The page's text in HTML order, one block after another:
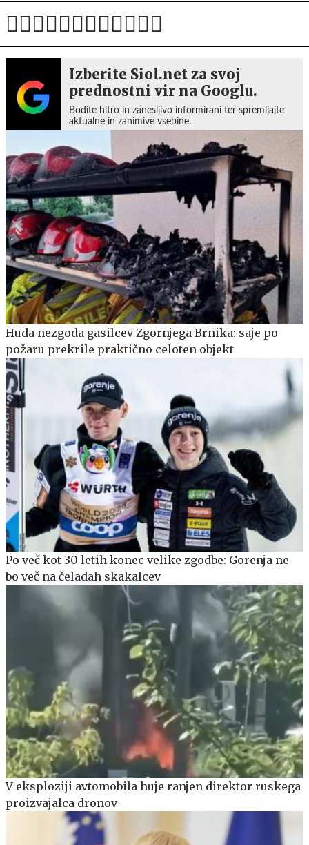
Izberite Siol.net za svoj
prednostni vir na Googlu.
Bodite hitro in zanesljivo informirani ter spremljajte
aktualne in zanimive vsebine.
Huda nezgoda gasilcev Zgornjega Brnika: saje po
požaru prekrile praktično celoten objekt
Po več kot 30 letih konec velike zgodbe: Gorenja ne
bo več na čeladah skakalcev
V eksploziji avtomobila huje ranjen direktor ruskega
proizvajalca dronov